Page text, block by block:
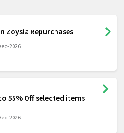
Zoysia Repurchases
2026
55% Off selected items
2026